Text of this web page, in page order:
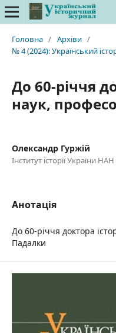
Головна / Архіви /
№ 4 (2024): Український
До 60-річчя
наук,
Олександр Гуржій
Інститут історії України
Анотація
До 60-річчя доктора
Падалки